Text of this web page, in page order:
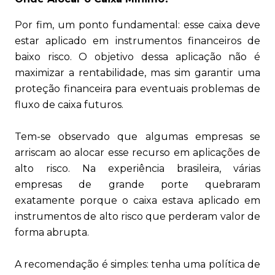
Por fim, um ponto fundamental: esse caixa deve
estar aplicado em instrumentos financeiros de
baixo risco. O objetivo dessa aplicação não é
maximizar a rentabilidade, mas sim garantir uma
proteção financeira para eventuais problemas de
fluxo de caixa futuros.
Tem-se observado que algumas empresas se
arriscam ao alocar esse recurso em aplicações de
alto risco. Na experiência brasileira, várias
empresas de grande porte quebraram
exatamente porque o caixa estava aplicado em
instrumentos de alto risco que perderam valor de
forma abrupta.
A recomendação é simples: tenha uma política de